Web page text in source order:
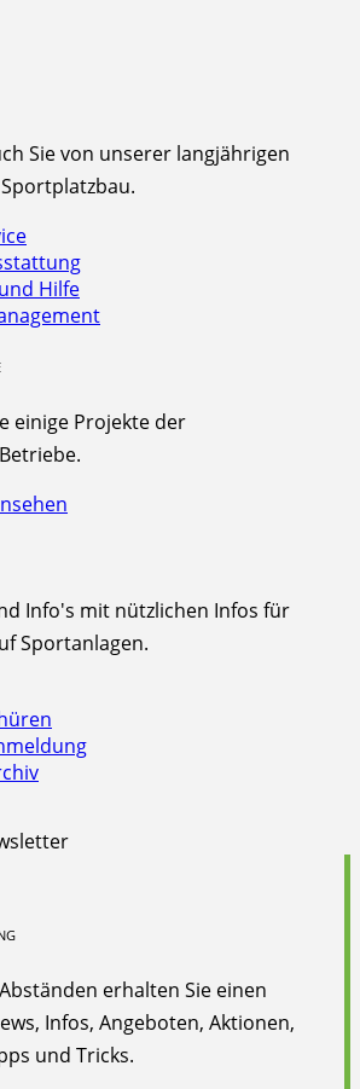
Sie von unserer langjährigen
Hilfe
einige Projekte der
Info's mit nützlichen Infos für
Sportanlagen.
erhalten Sie einen
Infos, Angeboten, Aktionen,
und Tricks.